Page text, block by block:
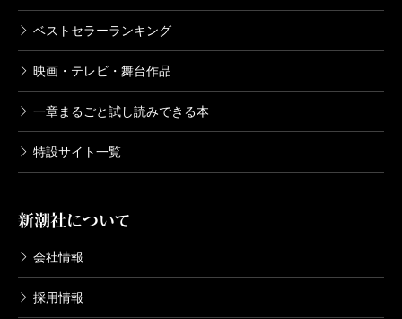
ベストセラーランキング
映画・テレビ・舞台作品
一章まるごと試し読みできる本
特設サイト一覧
新潮社について
会社情報
採用情報